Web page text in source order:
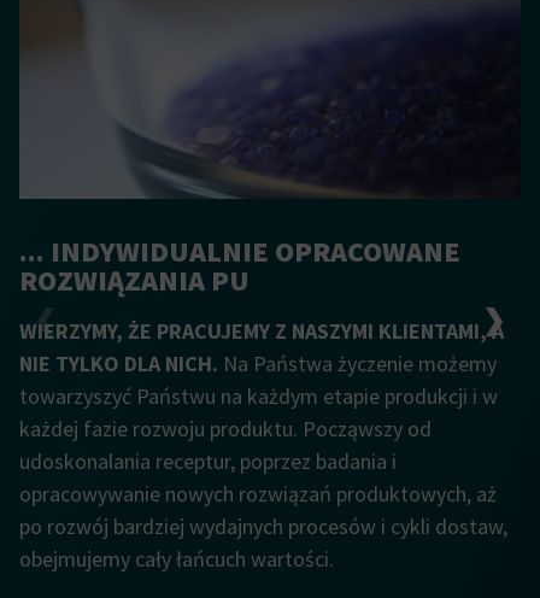
... INDYWIDUALNIE OPRACOWANE
ROZWIĄZANIA PU
WIERZYMY, ŻE PRACUJEMY Z NASZYMI KLIENTAMI, A
NIE TYLKO DLA NICH. Na Państwa życzenie możemy
towarzyszyć Państwu na każdym etapie produkcji i w
każdej fazie rozwoju produktu. Począwszy od
udoskonalania receptur, poprzez badania i
opracowywanie nowych rozwiązań produktowych, aż
po rozwój bardziej wydajnych procesów i cykli dostaw,
obejmujemy cały łańcuch wartości.